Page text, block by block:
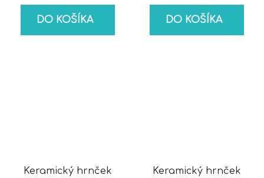
DO KOŠÍKA DO KOŠÍKA
Keramický hrnček
Keramický hrnček